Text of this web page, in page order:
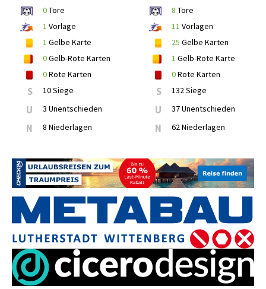
0Tore
1 Vorlage
1 Gelbe Karte
0Gelb-Rote Karten
0Rote Karten
S 10 Siege
U 3 Unentschieden
N 8 Niederlagen
8 Tore
11 Vorlagen
25 Gelbe Karten
1 Gelb-Rote Karte
0Rote Karten
S 132 Siege
U 37 Unentschieden
N 62 Niederlagen